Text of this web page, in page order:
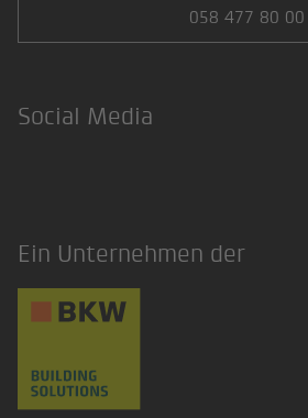
058 477 80 00
Social Media
Ein Unternehmen der